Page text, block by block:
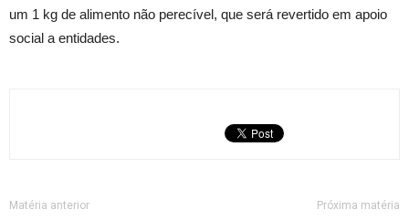
um 1 kg de alimento não perecível, que será revertido em apoio
social a entidades.
Matéria anterior Próxima matéria